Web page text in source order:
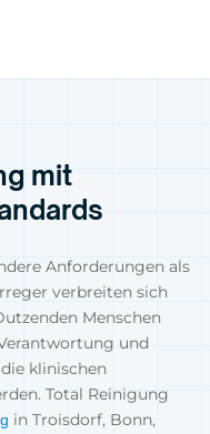
mit
Anforderungen als
verbreiten sich
Menschen
und
klinischen
Total Reinigung
in Troisdorf, Bonn,